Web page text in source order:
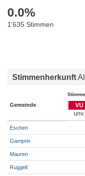
0.0%
1’635 Stimmen
Stimmenherkunft
Gemeinde VU
Eschen
Gamprin
Mauren
Ruggell